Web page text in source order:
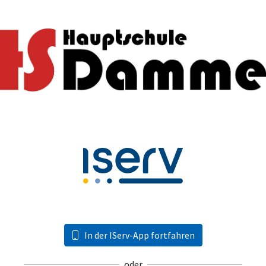
In der IServ-App fortfahren